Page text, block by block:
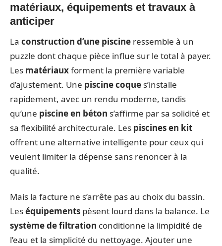
matériaux, équipements et travaux à
anticiper
La construction d’une piscine ressemble à un
puzzle dont chaque pièce influe sur le total à payer.
Les matériauxforment la première variable
d’ajustement. Une piscine coque s’installe
rapidement, avec un rendu moderne, tandis
qu’une piscine en béton s’affirme par sa solidité et
sa flexibilité architecturale. Les piscines en kit
offrent une alternative intelligente pour ceux qui
veulent limiter la dépense sans renoncer à la
qualité.
Mais la facture ne s’arrête pas au choix du bassin.
Leséquipements pèsent lourd dans la balance. Le
système de filtration conditionne la limpidité de
l’eau et la simplicité du nettoyage. Ajouter une